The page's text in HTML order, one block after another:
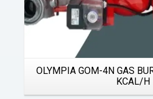
OLYMPIA GOM-4N GAS
KCAL/H